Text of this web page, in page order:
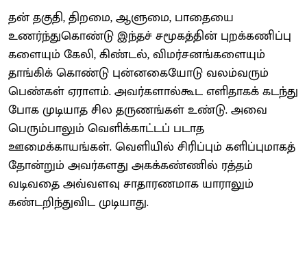
தன் தகுதி, திறமை, ஆளுமை, பாதையை
உணர்ந்துகொண்டு இந்தச் சமூகத்தின் புறக்கணிப்பு
களையும் கேலி, கிண்டல், விமர்சனங்களையும்
தாங்கிக் கொண்டு புன்னகையோடு வலம்வரும்
பெண்கள் ஏராளம். அவர்களால்கூட எளிதாகக் கடந்து
போக முடியாத சில தருணங்கள் உண்டு. அவை
பெரும்பாலும் வெளிக்காட்டப் படாத
ஊமைக்காயங்கள். வெளியில் சிரிப்பும் களிப்புமாகத்
தோன்றும் அவர்களது அகக்கண்ணில் ரத்தம்
வடிவதை அவ்வளவு சாதாரணமாக யாராலும்
கண்டறிந்துவிட முடியாது.